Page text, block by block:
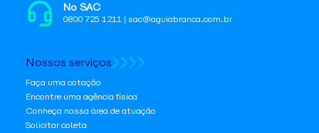
No SAC
0800 725 1211 | sac@aguiabranca.com.br
Nossos serviços
Faça uma cotação
Encontre uma agência física
Conheça nossa área de atuação
Solicitar coleta